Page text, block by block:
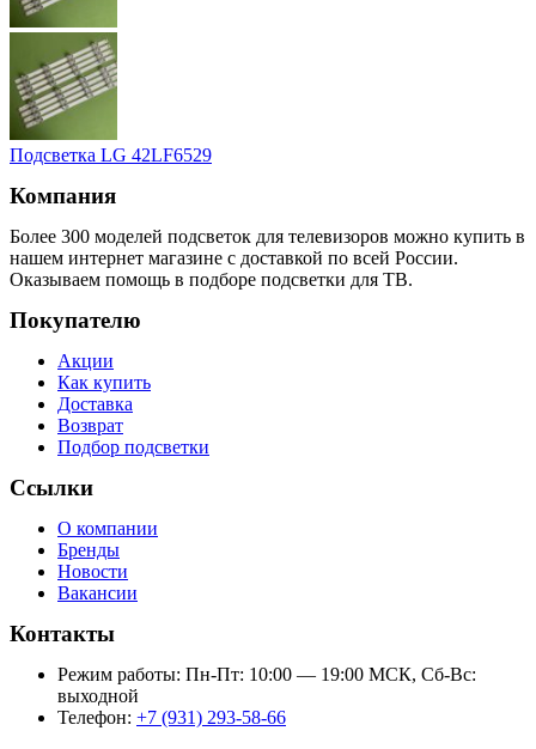
Подсветка LG 42LF6529
Компания
Более 300 моделей подсветок для телевизоров можно купить в
нашем интернет магазине с доставкой по всей России.
Оказываем помощь в подборе подсветки для ТВ.
Покупателю
Акции
Как купить
Доставка
Возврат
Подбор подсветки
Ссылки
О компании
Бренды
Новости
Вакансии
Контакты
Режим работы: Пн-Пт: 10:00 — 19:00 МСК, Сб-Вс:
выходной
Телефон: +7 (931) 293-58-66